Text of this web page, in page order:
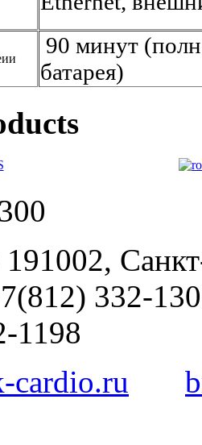
90 минут
батарея)
332-
1198
cardio.ru